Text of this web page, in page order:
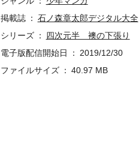
掲載誌
石ノ森章太郎デジタル大全
シリーズ
四次元半 襖の下張り
電子版配信開始日
2019/12/30
ファイルサイズ
40.97 MB